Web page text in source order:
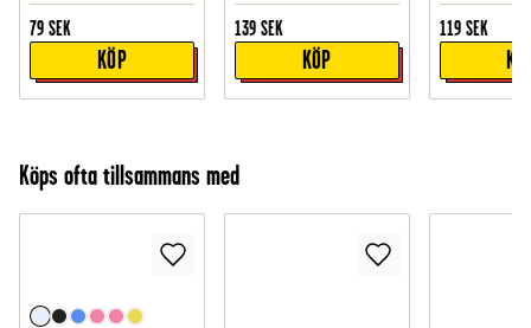
79 SEK
KÖP
139 SEK
KÖP
119 SEK
Köps ofta tillsammans med